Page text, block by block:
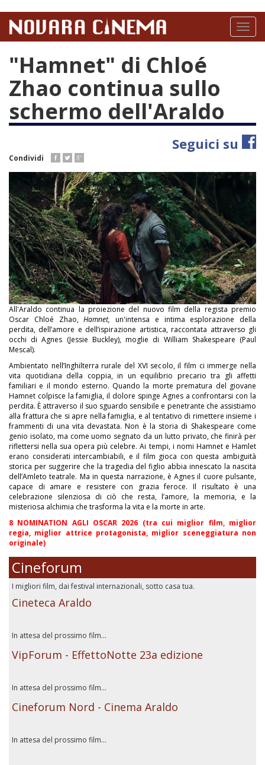
contenuto
Toggle
"Hamnet" di Chloé
Zhao continua sullo
schermo dell'Araldo
Seguici su
Condividi
All'Araldo continua la proiezione del nuovo film della regista premio
Oscar Chloé Zhao,Hamnet, un'intensa e intima esplorazione della
perdita, dell’amore e dell’ispirazione artistica, raccontata attraverso gli
occhi di Agnes (Jessie Buckley), moglie di William Shakespeare (Paul
Mescal).
Ambientato nell’Inghilterra rurale del XVI secolo, il film ci immerge nella
vita quotidiana della coppia, in un equilibrio precario tra gli affetti
familiari e il mondo esterno. Quando la morte prematura del giovane
Hamnet colpisce la famiglia, il dolore spinge Agnes a confrontarsi con la
perdita. È attraverso il suo sguardo sensibile e penetrante che assistiamo
alla frattura che si apre nella famiglia, e al tentativo di rimettere insieme i
frammenti di una vita devastata. Non è la storia di Shakespeare come
genio isolato, ma come uomo segnato da un lutto privato, che finirà per
riflettersi nella sua opera più celebre. Ai tempi, i nomi Hamnet e Hamlet
erano considerati intercambiabili, e il film gioca con questa ambiguità
storica per suggerire che la tragedia del figlio abbia innescato la nascita
dell’Amleto teatrale. Ma in questa narrazione, è Agnes il cuore pulsante,
capace di amare e resistere con grazia feroce. Il risultato è una
celebrazione silenziosa di ciò che resta, l’amore, la memoria, e la
misteriosa alchimia che trasforma la vita e la morte in arte.
8 NOMINATION AGLI OSCAR 2026 (tra cui miglior film, miglior
regia, miglior attrice protagonista, miglior sceneggiatura non
originale)
Cineforum
I migliori film, dai festival internazionali, sotto casa tua.
Cineteca Araldo
In attesa del prossimo film...
VipForum - EffettoNotte 23a edizione
In attesa del prossimo film...
Cineforum Nord - Cinema Araldo
In attesa del prossimo film...